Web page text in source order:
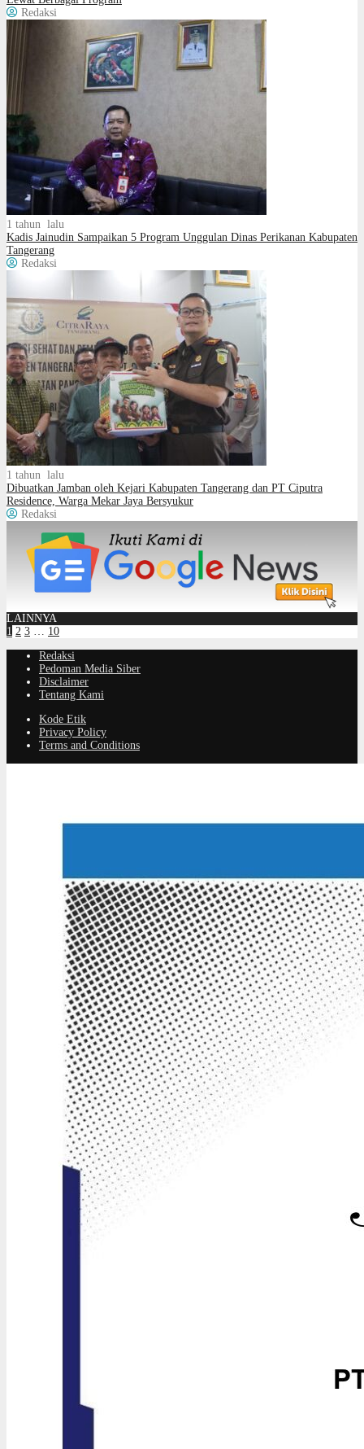
Redaksi
1 tahun lalu
Kadis Jainudin Sampaikan 5 Program Unggulan Dinas Perikanan Kabupaten
Tangerang
Redaksi
1 tahun lalu
Dibuatkan Jamban oleh Kejari Kabupaten Tangerang dan PT Ciputra
Residence, Warga Mekar Jaya Bersyukur
Redaksi
LAINNYA
1 2 3
10
Redaksi
Pedoman Media Siber
Disclaimer
Tentang Kami
Kode Etik
Privacy Policy
Terms and Conditions